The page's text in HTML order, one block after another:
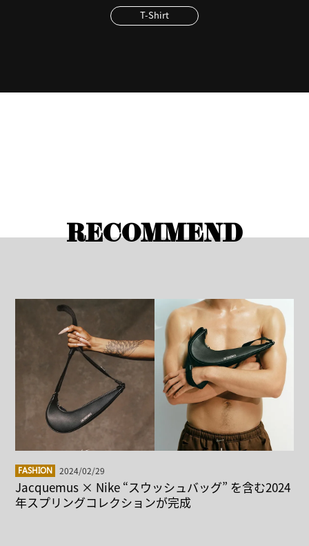
T-Shirt
RECOMMEND
FASHION 2024/02/29
Jacquemus × Nike “スウッシュバッグ” を含む2024
年スプリングコレクションが完成